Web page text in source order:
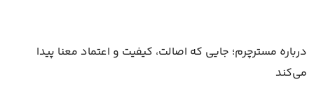
درباره مسترچرم؛ جایی که اصالت، کیفیت و اعتماد معنا پیدا
می‌کند